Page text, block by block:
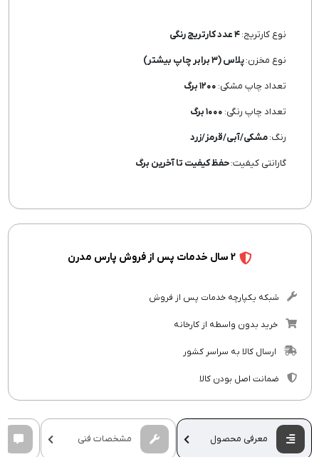
نوع کارتریج:
نوع مخزن:پلاس (۳ برابر چاپ بیشتر)
تعداد چاپ مشکی:
تعداد چاپ رنگی:
رنگ:مشکی/آبی/قرمز/زرد
گارانتی کیفیت:حفظ کیفیت تا آخرین برگ
2 سال خدمات پس از فروش پارس مدرن
شبکه یکپارچه خدمات پس از فروش
خرید بدون واسطه از کارخانه
ارسال کالا به سراسر کشور
ضمانت اصل بودن کالا
معرفی محصول مشخصات فنی